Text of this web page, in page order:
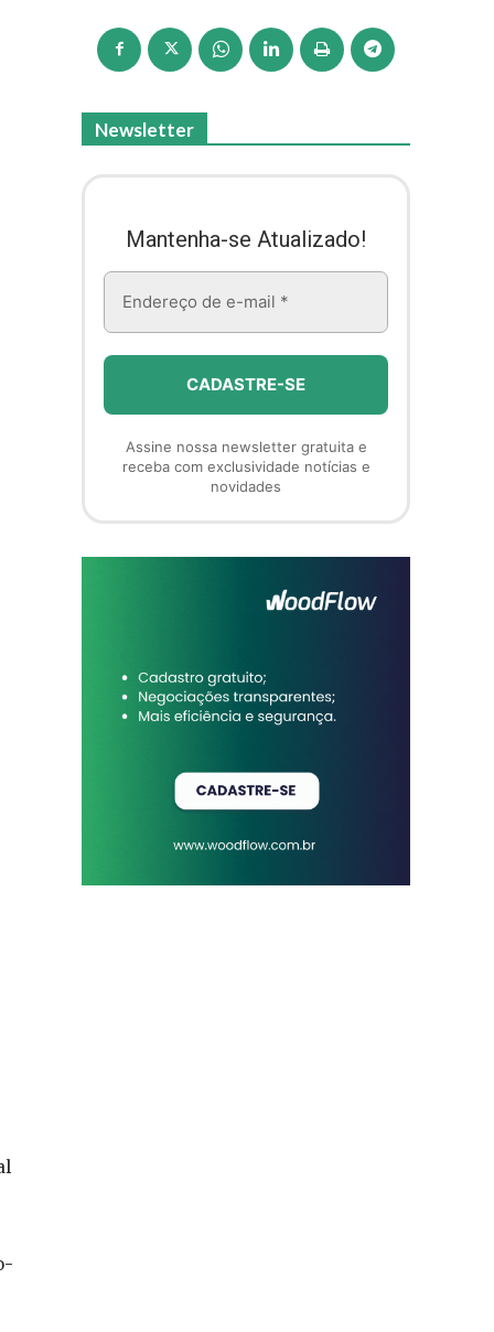
Newsletter
Mantenha-se Atualizado!
Assine nossa newsletter gratuita e
receba com exclusividade notícias e
novidades